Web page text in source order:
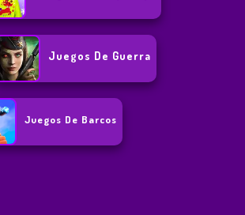
Juegos De Guerra
Juegos De Barcos